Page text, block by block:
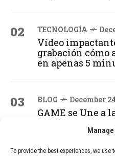
To provide the best experiences, we
02 TECNOLOGÍA
Vídeo
grabación cómo
en apenas 5
03 BLOG December
GAME se Une a